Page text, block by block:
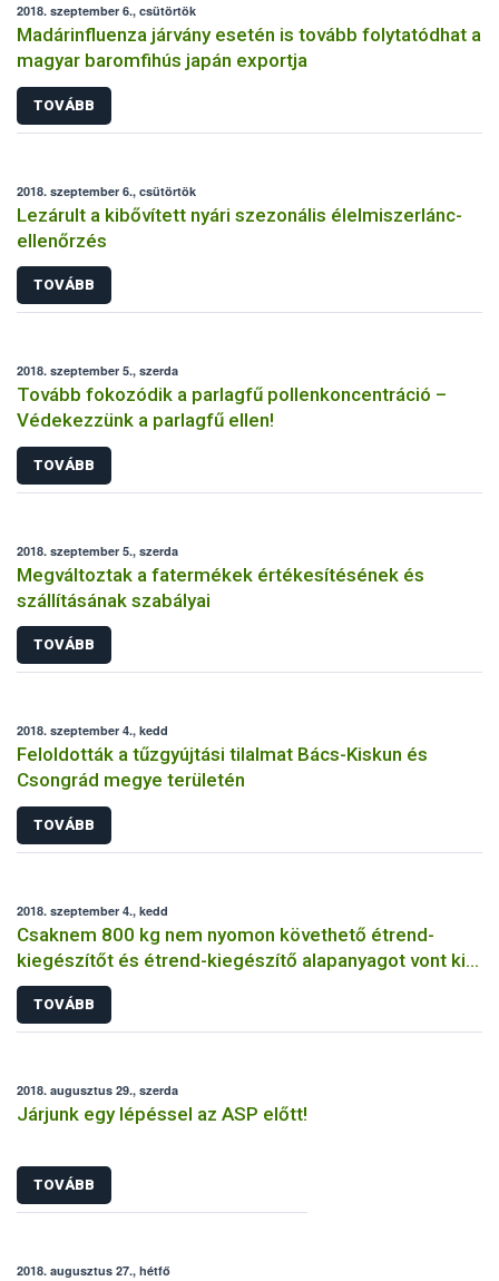
2018. szeptember 6., csütörtök
Madárinfluenza járvány esetén is tovább folytatódhat a
magyar baromfihús japán exportja
TOVÁBB
2018. szeptember 6., csütörtök
Lezárult a kibővített nyári szezonális élelmiszerlánc-
ellenőrzés
TOVÁBB
2018. szeptember 5., szerda
Tovább fokozódik a parlagfű pollenkoncentráció –
Védekezzünk a parlagfű ellen!
TOVÁBB
2018. szeptember 5., szerda
Megváltoztak a fatermékek értékesítésének és
szállításának szabályai
TOVÁBB
2018. szeptember 4., kedd
Feloldották a tűzgyújtási tilalmat Bács-Kiskun és
Csongrád megye területén
TOVÁBB
2018. szeptember 4., kedd
Csaknem 800 kg nem nyomon követhető étrend-
kiegészítőt és étrend-kiegészítő alapanyagot vont ki a
forgalomból a Nébih
TOVÁBB
2018. augusztus 29., szerda
Járjunk egy lépéssel az ASP előtt!
TOVÁBB
2018. augusztus 27., hétfő